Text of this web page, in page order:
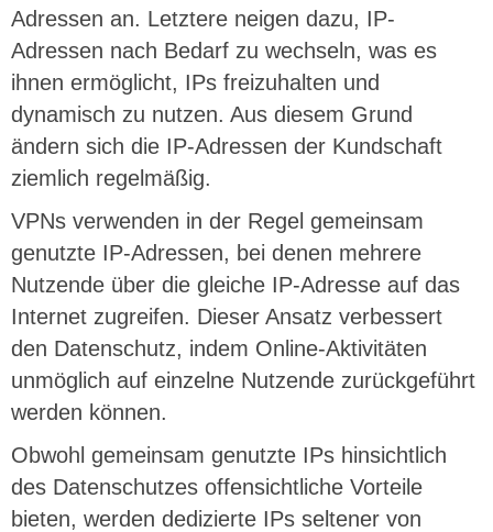
Adressen an. Letztere neigen dazu, IP-
Adressen nach Bedarf zu wechseln, was es
ihnen ermöglicht, IPs freizuhalten und
dynamisch zu nutzen. Aus diesem Grund
ändern sich die IP-Adressen der Kundschaft
ziemlich regelmäßig.
VPNs verwenden in der Regel gemeinsam
genutzte IP-Adressen, bei denen mehrere
Nutzende über die gleiche IP-Adresse auf das
Internet zugreifen. Dieser Ansatz verbessert
den Datenschutz, indem Online-Aktivitäten
unmöglich auf einzelne Nutzende zurückgeführt
werden können.
Obwohl gemeinsam genutzte IPs hinsichtlich
des Datenschutzes offensichtliche Vorteile
bieten, werden dedizierte IPs seltener von